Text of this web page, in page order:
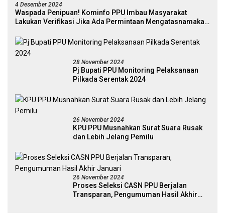
4 Desember 2024
Waspada Penipuan! Kominfo PPU Imbau Masyarakat
Lakukan Verifikasi Jika Ada Permintaan Mengatasnamakan
28 November 2024
Pj Bupati PPU Monitoring Pelaksanaan
Pilkada Serentak 2024
26 November 2024
KPU PPU Musnahkan Surat Suara Rusak
dan Lebih Jelang Pemilu
26 November 2024
Proses Seleksi CASN PPU Berjalan
Transparan, Pengumuman Hasil Akhir